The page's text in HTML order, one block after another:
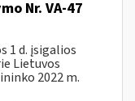
Nr. VA-47
1 d. įsigalios
Lietuvos
2022 m.